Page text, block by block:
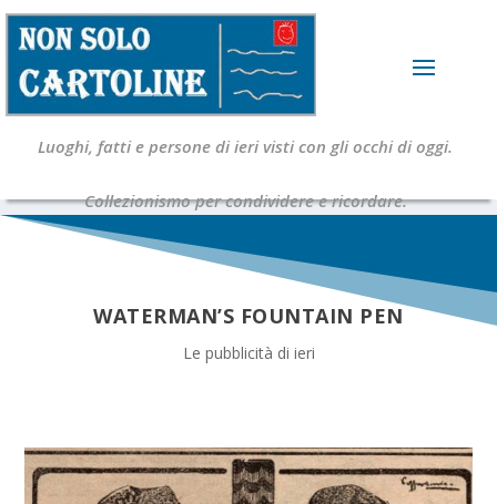
Luoghi, fatti e persone di ieri visti con gli occhi di oggi.
Collezionismo per condividere e ricordare.
WATERMAN’S FOUNTAIN PEN
Le pubblicità di ieri